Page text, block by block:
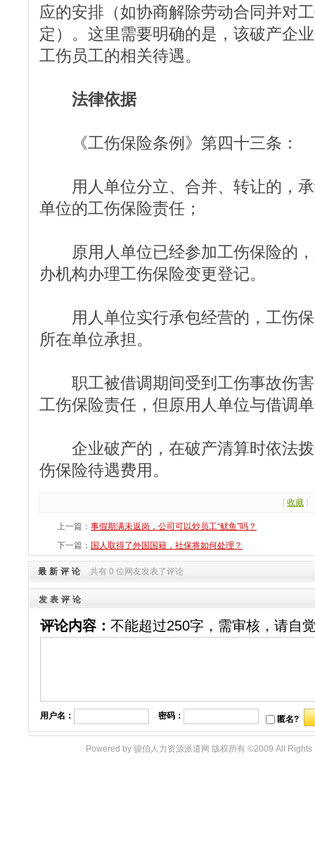
应的安排（如协商解除劳动合同并对
定）。这里需要明确的是，该破产企
工伤员工的相关待遇。
法律依据
《工伤保险条例》第四十三条：
用人单位分立、合并、转让的，承
单位的工伤保险责任；
原用人单位已经参加工伤保险的，
办机构办理工伤保险变更登记。
用人单位实行承包经营的，工伤保
所在单位承担。
职工被借调期间受到工伤事故伤害
工伤保险责任，但原用人单位与借调
企业破产的，在破产清算时依法拨
伤保险待遇费用。
[ 收藏 ]
上一篇： 事假期满未返岗，公司可以炒员工“鱿鱼”吗？
下一篇： 国人取得了外国国籍，社保将如何处理？
最新评论 共有 0 位网友发表了评论
发表评论
评论内容： 不能超过250字，需审核，请自
用户名： 密码： 匿名?
Powered by 骏伯人力资源派遣网 版权所有 ©2009 All